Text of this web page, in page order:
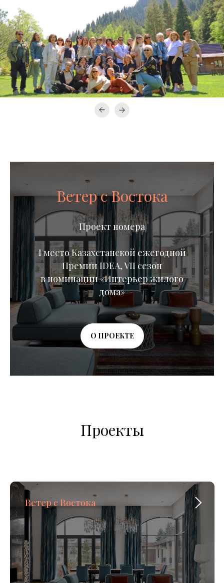
Ветер с Востока
Проект номера
I место Казахстанской ежегодной
Премии IDEA, VII сезон
в номинации «Интерьер жилого
дома»
О ПРОЕКТЕ
Проекты
Ветер с Востока